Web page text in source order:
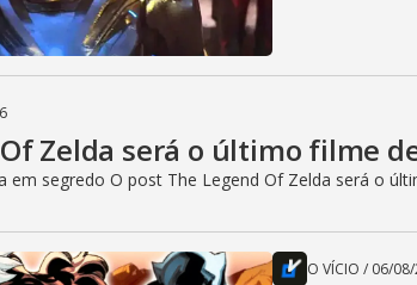
Zelda será o último filme
em segredo O post The Legend Of Zelda será o
O VÍCIO / 06/